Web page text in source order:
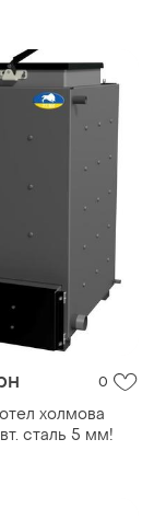
0
холмова
сталь 5 мм!